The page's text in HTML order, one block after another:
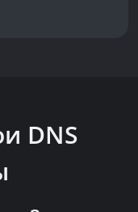
DNS